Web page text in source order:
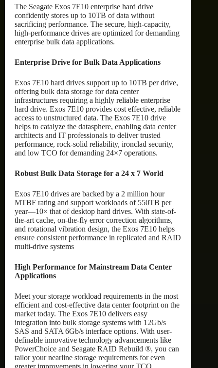
The Seagate Exos 7E10 enterprise hard drive
confidently stores up to 10TB of data without
sacrificing performance. The secure, high-capacity,
high-performance drives are optimized for demanding
enterprise bulk data applications.
Enterprise Drive for Bulk Data Applications
Exos 7E10 hard drives support up to 10TB per drive,
offering bulk data storage for data center
infrastructures requiring a highly reliable enterprise
hard drive. Exos 7E10 provides cost effective, reliable
access to unstructured data. The Exos 7E10 drive
helps to catalyze the datasphere, enabling data center
architects and IT professionals to deliver trusted
performance, rock-solid reliability, ironclad security,
and low TCO for demanding 24×7 operations.
Robust Bulk Data Storage for a 24 x 7 World
Exos 7E10 drives are backed by a 2 million hour
MTBF rating and support workloads of 550TB per
year—10× that of desktop hard drives. With state-of-
the-art cache, on-the-fly error correction algorithms,
and rotational vibration design, the Exos 7E10 helps
ensure consistent performance in replicated and RAID
multi-drive systems
High Performance for Mainstream Data Center
Applications
Meet your storage workload requirements in the most
efficient and cost-effective data center footprint on the
market today. The Exos 7E10 delivers easy
integration into bulk storage systems with 12Gb/s
SAS and SATA 6Gb/s interface options. With user-
definable innovative technology advancements like
PowerChoice and Seagate RAID Rebuild ®, you can
tailor your nearline storage requirements for even
greater improvements in lowering your TCO.